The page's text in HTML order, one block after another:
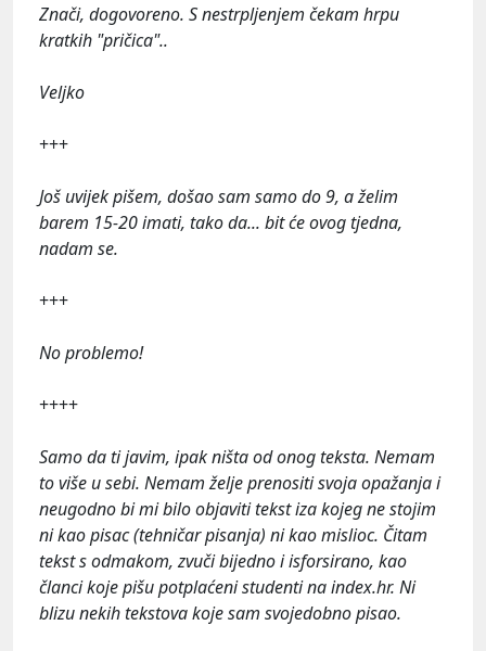
Znači, dogovoreno. S nestrpljenjem čekam hrpu
kratkih "pričica"..
Veljko
+++
Još uvijek pišem, došao sam samo do 9, a želim
barem 15-20 imati, tako da... bit će ovog tjedna,
nadam se.
+++
No problemo!
++++
Samo da ti javim, ipak ništa od onog teksta. Nemam
to više u sebi. Nemam želje prenositi svoja opažanja i
neugodno bi mi bilo objaviti tekst iza kojeg ne stojim
ni kao pisac (tehničar pisanja) ni kao mislioc. Čitam
tekst s odmakom, zvuči bijedno i isforsirano, kao
članci koje pišu potplaćeni studenti na index.hr. Ni
blizu nekih tekstova koje sam svojedobno pisao.